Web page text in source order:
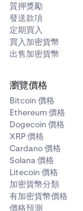
質押獎勵
發送款項
定期買入
買入加密貨幣
出售加密貨幣
瀏覽價格
Bitcoin 價格
Ethereum 價格
Dogecoin 價格
XRP 價格
Cardano 價格
Solana 價格
Litecoin 價格
加密貨幣分類
有加密貨幣價格
價格預測